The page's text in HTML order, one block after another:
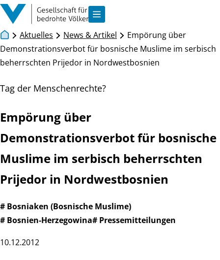
Zum Inhalt springen
Navigation anzeigen
Aktuelles
News & Artikel
Empörung über
Demonstrationsverbot für bosnische Muslime im serbisch
beherrschten Prijedor in Nordwestbosnien
Tag der Menschenrechte?
Empörung über
Demonstrationsverbot für bosnische
Muslime im serbisch beherrschten
Prijedor in Nordwestbosnien
# Bosniaken (Bosnische Muslime)
# Bosnien-Herzegowina# Pressemitteilungen
10.12.2012